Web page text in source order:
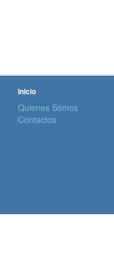
Inicio
Quienes Sómos
Contactos